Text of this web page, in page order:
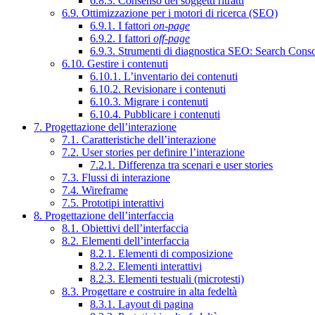
6.9. Ottimizzazione per i motori di ricerca (SEO)
6.9.1. I fattori on-page
6.9.2. I fattori off-page
6.9.3. Strumenti di diagnostica SEO: Search
6.10. Gestire i contenuti
6.10.1. L’inventario dei contenuti
6.10.2. Revisionare i contenuti
6.10.3. Migrare i contenuti
6.10.4. Pubblicare i contenuti
7. Progettazione dell’interazione
7.1. Caratteristiche dell’interazione
7.2. User stories per definire l’interazione
7.2.1. Differenza tra scenari e user stories
7.3. Flussi di interazione
7.4. Wireframe
7.5. Prototipi interattivi
8. Progettazione dell’interfaccia
8.1. Obiettivi dell’interfaccia
8.2. Elementi dell’interfaccia
8.2.1. Elementi di composizione
8.2.2. Elementi interattivi
8.2.3. Elementi testuali (microtesti)
8.3. Progettare e costruire in alta fedeltà
8.3.1. Layout di pagina